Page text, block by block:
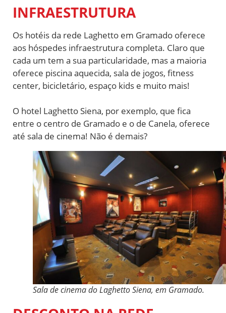
INFRAESTRUTURA
Os hotéis da rede Laghetto em Gramado oferece
aos hóspedes infraestrutura completa. Claro que
cada um tem a sua particularidade, mas a maioria
oferece piscina aquecida, sala de jogos, fitness
center, bicicletário, espaço kids e muito mais!
O hotel Laghetto Siena, por exemplo, que fica
entre o centro de Gramado e o de Canela, oferece
até sala de cinema! Não é demais?
Sala de cinema do Laghetto Siena, em Gramado.